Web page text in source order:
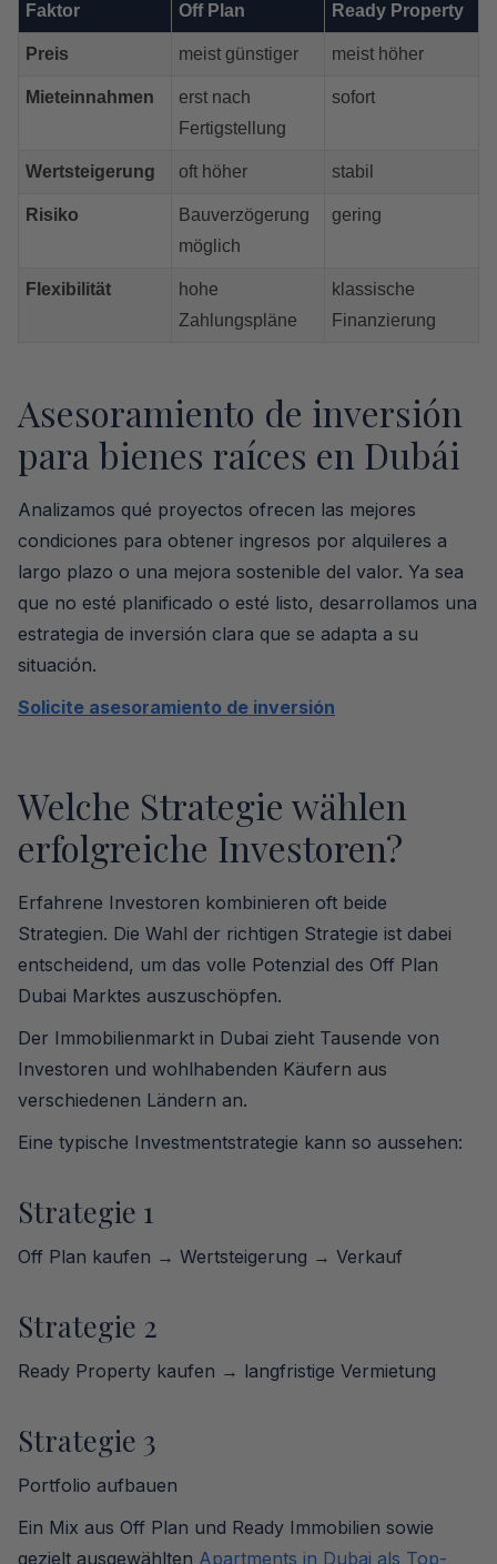
Faktor Off Plan Ready Property
Preis meist günstiger meist höher
Mieteinnahmen
erst nach
Fertigstellung
sofort
Wertsteigerung oft höher stabil
Risiko
Bauverzögerung
möglich
gering
Flexibilität
hohe
Zahlungspläne
klassische
Finanzierung
Asesoramiento de inversión
para bienes raíces en Dubái
Analizamos qué proyectos ofrecen las mejores
condiciones para obtener ingresos por alquileres a
largo plazo o una mejora sostenible del valor. Ya sea
que no esté planificado o esté listo, desarrollamos una
estrategia de inversión clara que se adapta a su
situación.
Solicite asesoramiento de inversión
Welche Strategie wählen
erfolgreiche Investoren?
Erfahrene Investoren kombinieren oft beide
Strategien. Die Wahl der richtigen Strategie ist dabei
entscheidend, um das volle Potenzial des Off Plan
Dubai Marktes auszuschöpfen.
Der Immobilienmarkt in Dubai zieht Tausende von
Investoren und wohlhabenden Käufern aus
verschiedenen Ländern an.
Eine typische Investmentstrategie kann so aussehen:
Strategie 1
Off Plan kaufen → Wertsteigerung → Verkauf
Strategie 2
Ready Property kaufen → langfristige Vermietung
Strategie 3
Portfolio aufbauen
Ein Mix aus Off Plan und Ready Immobilien sowie
gezielt ausgewählten Apartments in Dubai als Top-